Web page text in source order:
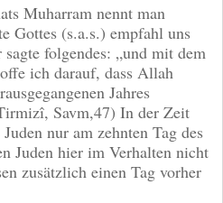
Muharram nennt man
Gottes (s.a.s.) empfahl uns
folgendes: „und mit dem
ich darauf, dass Allah
Jahres
Savm,47) In der Zeit
nur am zehnten Tag des
Juden hier im Verhalten nicht
zusätzlich einen Tag vorher